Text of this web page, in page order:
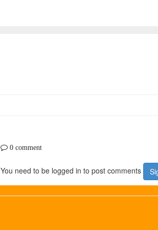
0 comment
You need to be logged in to post comments